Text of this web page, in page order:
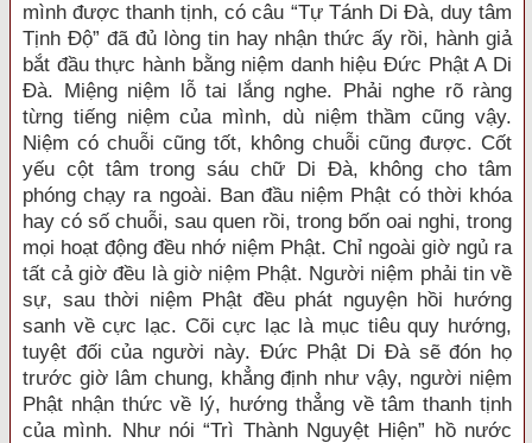
mình được thanh tịnh, có câu “Tự Tánh Di Ðà, duy tâm
Tịnh Ðộ” đã đủ lòng tin hay nhận thức ấy rồi, hành giả
bắt đầu thực hành bằng niệm danh hiệu Ðức Phật A Di
Ðà. Miệng niệm lỗ tai lắng nghe. Phải nghe rõ ràng
từng tiếng niệm của mình, dù niệm thầm cũng vậy.
Niệm có chuỗi cũng tốt, không chuỗi cũng được. Cốt
yếu cột tâm trong sáu chữ Di Ðà, không cho tâm
phóng chạy ra ngoài. Ban đầu niệm Phật có thời khóa
hay có số chuỗi, sau quen rồi, trong bốn oai nghi, trong
mọi hoạt động đều nhớ niệm Phật. Chỉ ngoài giờ ngủ ra
tất cả giờ đều là giờ niệm Phật. Người niệm phải tin về
sự, sau thời niệm Phật đều phát nguyện hồi hướng
sanh về cực lạc. Cõi cực lạc là mục tiêu quy hướng,
tuyệt đối của người này. Ðức Phật Di Ðà sẽ đón họ
trước giờ lâm chung, khẳng định như vậy, người niệm
Phật nhận thức về lý, hướng thẳng về tâm thanh tịnh
của mình. Như nói “Trì Thành Nguyệt Hiện” hồ nước